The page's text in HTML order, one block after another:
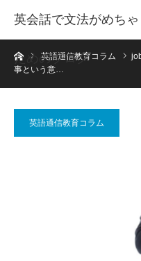
英会話で文法がめち
ためのブログ
ホーム英語通信教育コラム
事という意…
英語通信教育コラム